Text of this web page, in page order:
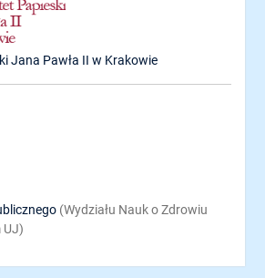
Jana Pawła II w Krakowie
(Wydziału Nauk o Zdrowiu
UJ)